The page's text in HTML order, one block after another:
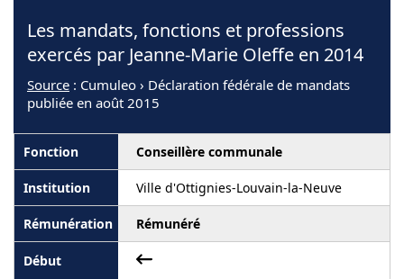
Les mandats, fonctions et professions
exercés par Jeanne-Marie Oleffe en 2014
Source : Cumuleo › Déclaration fédérale de mandats
publiée en août 2015
Conseillère communale
Ville d'Ottignies-Louvain-la-Neuve
Rémunéré